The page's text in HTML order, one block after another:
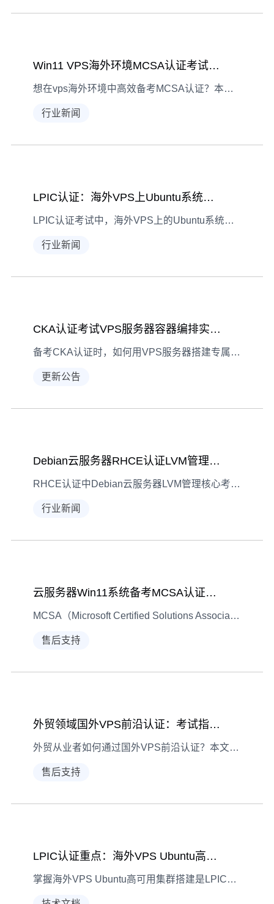
Win11 VPS海外环境MCSA认证考试指南：配置与排查
想在vps海外环境中高效备考MCSA认证？本文详解Win11 VPS系统配置要点、常见故障排查技巧及备考建议，助你熟悉考试环境提升通过率。
行业新闻
LPIC认证：海外VPS上Ubuntu系统管理要点指南
LPIC认证考试中，海外VPS上的Ubuntu系统管理是核心考核项。本文结合备考经验与实际运维场景，梳理系统安装、权限管理、服务运维等关键要点，助你高效备考并提升实战能力。
行业新闻
CKA认证考试VPS服务器容器编排实战指南
备考CKA认证时，如何用VPS服务器搭建专属容器编排环境？本文从环境搭建到考试注意事项，为你详解VPS服务器在CKA认证中的关键作用。
更新公告
Debian云服务器RHCE认证LVM管理核心考点解析
RHCE认证中Debian云服务器LVM管理核心考点解析，涵盖创建、扩容缩容及快照操作，助考生掌握运维实战技能。
行业新闻
云服务器Win11系统备考MCSA认证考试指南
MCSA（Microsoft Certified Solutions Associate）认证是Windows Server技术领域的重要资质，借助云服务器的Win11系统备考，能突破硬件限制、实现灵活学习。本文从环境搭建到实战演练，详解高效备考策略。
售后支持
外贸领域国外VPS前沿认证：考试指南与技术要点
外贸从业者如何通过国外VPS前沿认证？本文详解考试核心内容、学习规划技巧，结合性能优化/数据安全/网络稳定三大技术要点，助力提升跨境业务技术竞争力。
售后支持
LPIC认证重点：海外VPS Ubuntu高可用集群搭建指南
掌握海外VPS Ubuntu高可用集群搭建是LPIC认证核心技能，本文从前期准备到测试验证全程拆解，助你高效完成集群配置，兼顾认证备考与实际运维需求。